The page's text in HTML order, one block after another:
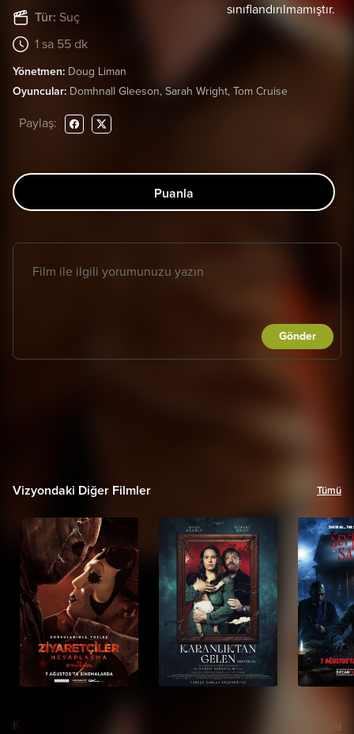
Tür: Suç
1 sa 55 dk
sınıflandırılmamıştır.
Yönetmen: Doug Liman
Oyuncular: Domhnall Gleeson, Sarah Wright, Tom Cruise
Paylaş:
Puanla
Gönder
Vizyondaki Diğer Filmler Tümü
Kampanyalar Tümü